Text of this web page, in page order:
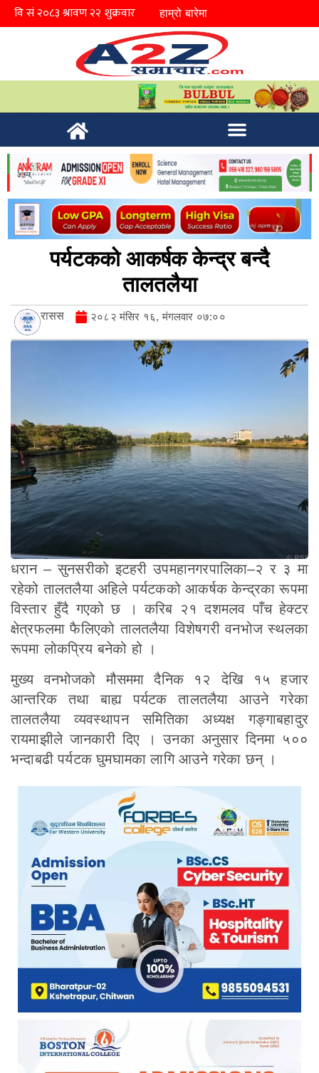
हाम्रो बारेमा
पर्यटकको आकर्षक केन्द्र बन्दै
तालतलैया
रासस २०८२ मंसिर १६, मंगलवार ०७:००
धरान – सुनसरीको इटहरी उपमहानगरपालिका–२ र ३ मा
रहेको तालतलैया अहिले पर्यटकको आकर्षक केन्द्रका रूपमा
विस्तार हुँदै गएको छ । करिब २१ दशमलव पाँच हेक्टर
क्षेत्रफलमा फैलिएको तालतलैया विशेषगरी वनभोज स्थलका
रूपमा लोकप्रिय बनेको हो ।
मुख्य वनभोजको मौसममा दैनिक १२ देखि १५ हजार
आन्तरिक तथा बाह्य पर्यटक तालतलैया आउने गरेका
तालतलैया व्यवस्थापन समितिका अध्यक्ष गङ्गाबहादुर
रायमाझीले जानकारी दिए । उनका अनुसार दिनमा ५००
भन्दाबढी पर्यटक घुमघामका लागि आउने गरेका छन् ।